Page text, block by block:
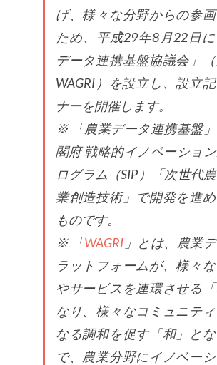
げ、様々な分野からの参
ため、平成29年8月22日
データ連携基盤協議会」（
WAGRI）を設立し、設立
ナーを開催します。
※ 「農業データ連携基盤
閣府 戦略的イノベーショ
ログラム（SIP）「次世代
業創造技術」で開発を進
ものです。
※ 「WAGRI 」とは、農業
ラットフォームが、様々
やサービスを連環させる
なり、様々なコミュニテ
なる調和を促す「和」と
で、農業分野にイノベー